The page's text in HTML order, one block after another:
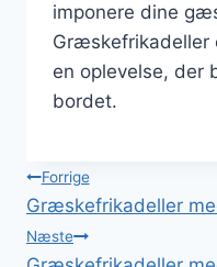
imponere dine
Græskefrikadeller
en oplevelse, der
bordet.
Forrige
Græskefrikadeller
Næste